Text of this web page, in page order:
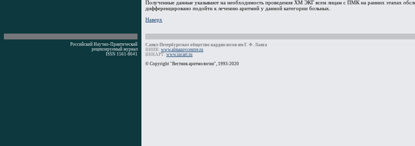
Полученные данные указывают на необходимость проведения ХМ ЭКГ всем лицам с ПМК на ранних этапах
дифференцировано подойти к лечению аритмий у данной категории больных.
Наверх
Российский Научно-Практический
рецензируемый журнал
ISSN 1561-8641
Санкт-Петербургское общество кардиологов им Г. Ф. Ланга
НИИК: www.almazovcentre.ru
ИНКАРТ: www.incart.ru
© Copyright "Вестник аритмологии", 1993-2020